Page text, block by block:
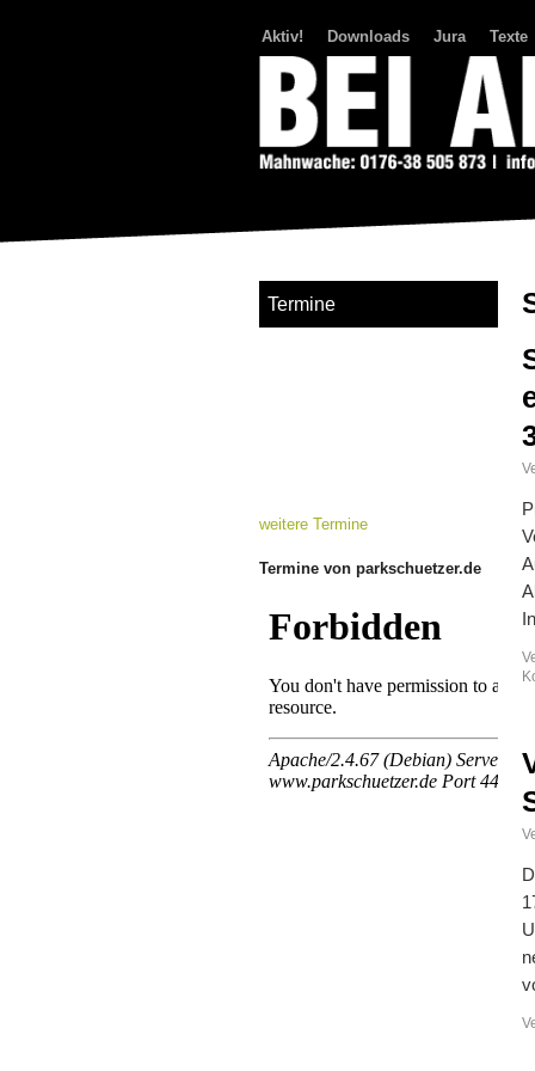
Aktiv! Downloads Jura Texte
Termine
weitere Termine
Termine von parkschuetzer.de